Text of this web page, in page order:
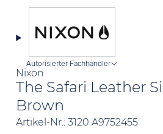
Nixon
The Safari Leather
Brown
Artikel-Nr.: 3120 A9752455
Autorisierter Fachhändler